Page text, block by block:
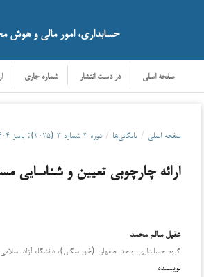
حسابداری، امور مالی و هوش
صفحه اصلی در دست انتشار شماره جاری
صفحه اصلی / بایگانی‌ها / دوره ۳ شماره ۳ (۲۰۲۵): پاییز ۱۴۰۴
ارائه چارچوبی تعیین و شناسایی
عقيل سالم محمد
گروه حسابداری، واحد اصفهان (خوراسگان)، دانشگاه آزاد
نویسنده